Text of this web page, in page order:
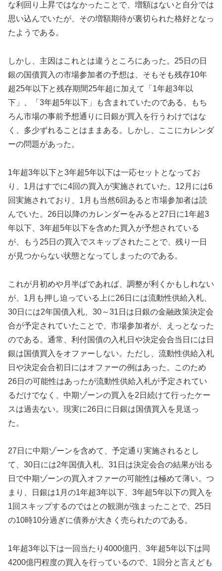
な利回り上昇ではなかったことで、増額はないと自分では
思い込んでいたが、その増額期待が裏切られた格好となっ
たようである。
しかし、主因はこれとは違うところにあった。25日の日
銀の国債買入の市場参加者の予想は、そもそも残存10年
超25年以下と残存期間25年超に加えて「1年超3年以
下」、「3年超5年以下」も含まれていたのである。もち
ろん市場の事前予想通りに日銀が買入を行うわけではな
く、多少ずれることはままある。しかし、ここにカレンダ
ーの問題があった。
1年超3年以下と3年超5年以下は一応セットとなってお
り、1月はすでに4回の買入が実施されていた。12月には6
回実施されており、1月も当然6回あると市場参加者は読
んでいた。26日以降のカレンダーをみると27日に1年超3
年以下、3年超5年以下を含めた買入が予想されている
が、もう25日の買入でスキップされたことで、残り一日
が見つからない状態となってしまったのである。
これが月初めや月半ばであれば、調整が利くかもしれない
が、1月も押し迫っている上に26日には流動性供給入札、
30日には2年国債入札、30～31日は日銀の金融政策決定会
合が予定されていたことで、市場参加者が、えっとなった
のである。通常、利付国債の入札日や決定会合当日には日
銀は国債買入をオファーしない。ただし、流動性供給入札
日や決定会合初日にはオファーの例はあった。このため
26日の可能性はあったが流動性供給入札が予定されてい
るだけでなく、中期ゾーンの買入を2日続けて行ったケー
スは過去ない。現実に26日に日銀は国債買入を見送っ
た。
27日に中期ゾーンを含めて、予定通り実施されるとし
て、30日には2年国債入札、31日は決定会合の結果が出る
日で中期ゾーンの買入オファーの可能性は極めて薄い。つ
まり、日銀は1月の1年超3年以下、3年超5年以下の買入を
1回スキップするのではとの観測が強まったことで、25日
の10時10分過ぎに債券が大きく売られたのである。
1年超3年以下は一回当たり4000億円、3年超5年以下は同
4200億円程度の買入を行っているので、1回分と言えども